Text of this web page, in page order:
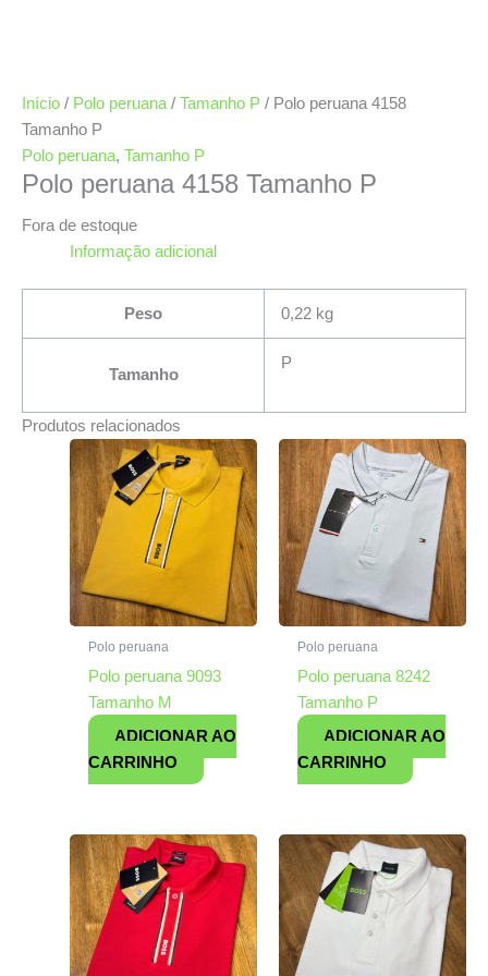
Início / Polo peruana / Tamanho P / Polo peruana 4158
Tamanho P
Polo peruana, Tamanho P
Polo peruana 4158 Tamanho P
Fora de estoque
Informação adicional
Peso 0,22 kg
Tamanho
P
Produtos relacionados
Polo peruana
Polo peruana 9093
Tamanho M
ADICIONAR AO
CARRINHO
Polo peruana
Polo peruana 8242
Tamanho P
ADICIONAR AO
CARRINHO